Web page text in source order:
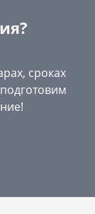
сроках